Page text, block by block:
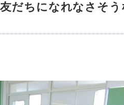
だちになれなさそう